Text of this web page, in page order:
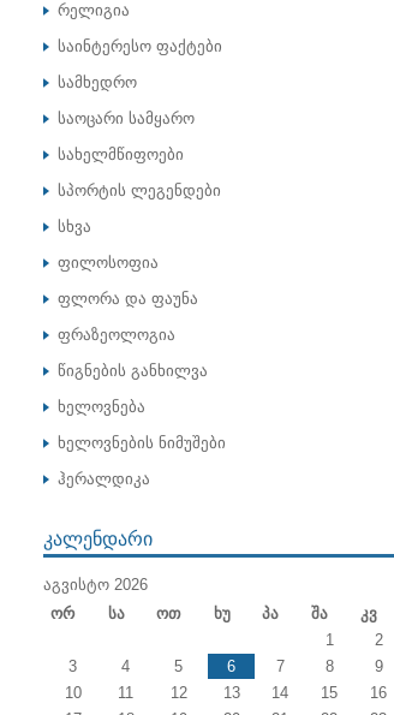
რელიგია
საინტერესო ფაქტები
სამხედრო
საოცარი სამყარო
სახელმწიფოები
სპორტის ლეგენდები
სხვა
ფილოსოფია
ფლორა და ფაუნა
ფრაზეოლოგია
წიგნების განხილვა
ხელოვნება
ხელოვნების ნიმუშები
ჰერალდიკა
ᲙᲐᲚᲔᲜᲓᲐᲠᲘ
ᲐᲒᲕᲘᲡᲢᲝ 2026
Ორ
Სა Ოთ Ხუ Პა Შა
Კვ
1
2
3
4 5 6 7 8
9
10
11 12 13 14 15
16